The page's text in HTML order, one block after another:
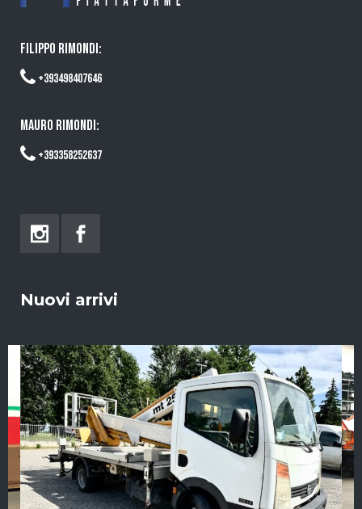
FILIPPO RIMONDI:
+393498407646
MAURO RIMONDI:
+393358252637
Nuovi arrivi